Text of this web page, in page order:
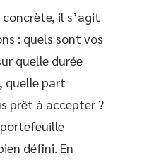
il s’agit
: quels sont vos
quelle durée
quelle part
prêt à accepter ?
défini. En